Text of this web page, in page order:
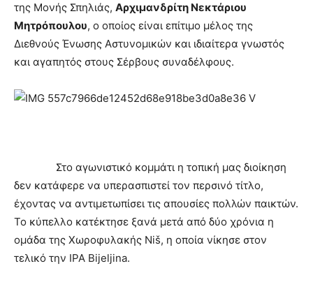
της Μονής Σπηλιάς, Αρχιμανδρίτη Νεκτάριου
Μητρόπουλου, ο οποίος είναι επίτιμο μέλος της
Διεθνούς Ένωσης Αστυνομικών και ιδιαίτερα γνωστός
και αγαπητός στους Σέρβους συναδέλφους.
Στο αγωνιστικό κομμάτι η τοπική μας διοίκηση
δεν κατάφερε να υπερασπιστεί τον περσινό τίτλο,
έχοντας να αντιμετωπίσει τις απουσίες πολλών παικτών.
Το κύπελλο κατέκτησε ξανά μετά από δύο χρόνια η
ομάδα της Χωροφυλακής Niš, η οποία νίκησε στον
τελικό την IPA Bijeljina.